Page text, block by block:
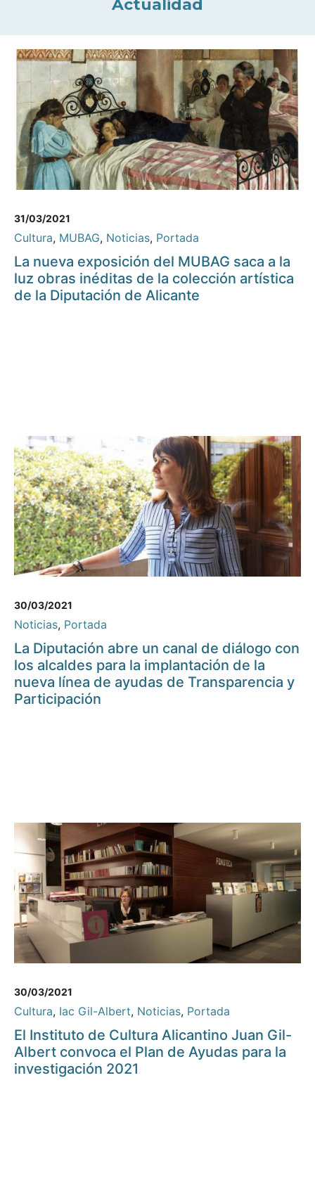
Actualidad
31/03/2021
Cultura, MUBAG, Noticias, Portada
La nueva exposición del MUBAG saca a la
luz obras inéditas de la colección artística
de la Diputación de Alicante
30/03/2021
Noticias, Portada
La Diputación abre un canal de diálogo con
los alcaldes para la implantación de la
nueva línea de ayudas de Transparencia y
Participación
30/03/2021
Cultura, Iac Gil-Albert, Noticias, Portada
El Instituto de Cultura Alicantino Juan Gil-
Albert convoca el Plan de Ayudas para la
investigación 2021